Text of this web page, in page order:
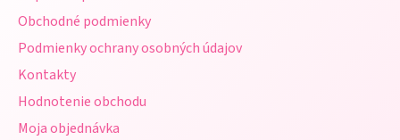
Obchodné podmienky
Podmienky ochrany osobných údajov
Kontakty
Hodnotenie obchodu
Moja objednávka